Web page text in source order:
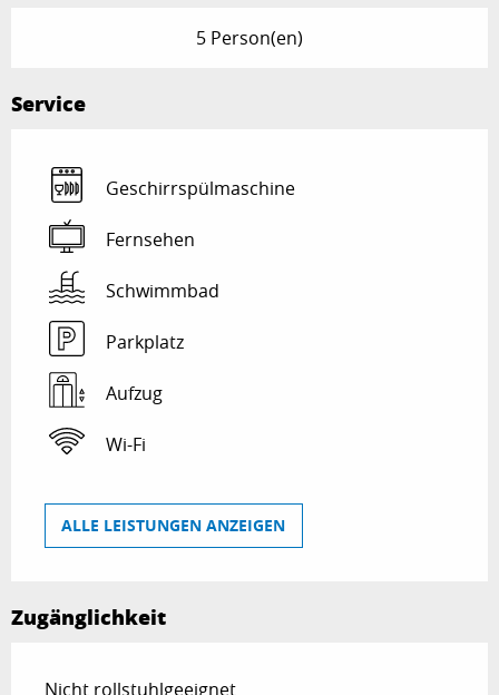
5 Person(en)
Service
Geschirrspülmaschine
Fernsehen
Schwimmbad
Parkplatz
Aufzug
Wi-Fi
ALLE LEISTUNGEN ANZEIGEN
Zugänglichkeit
Nicht rollstuhlgeeignet